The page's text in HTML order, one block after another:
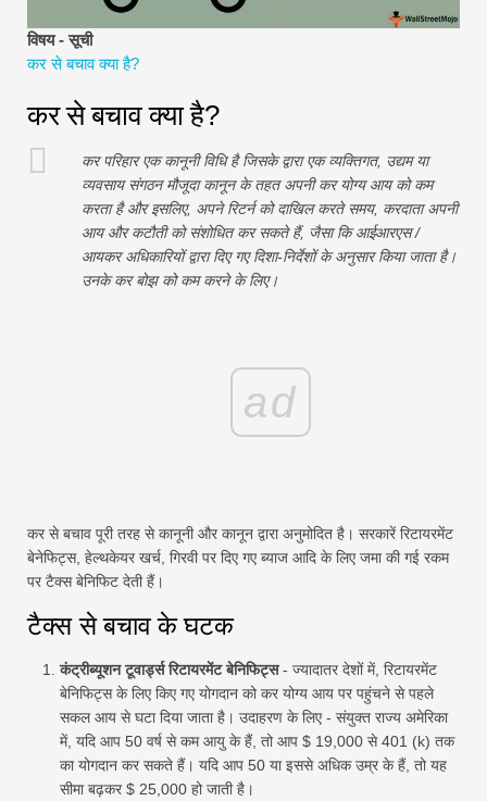
वित्तीय मॉडलिंग ट्यूटोरियल
पूर्ण प्रपत्र
जोखिम प्रबंधन ट्यूटोरियल
विषय - सूची
कर से बचाव क्या है?
कर से बचाव क्या है?
कर परिहार एक कानूनी विधि है जिसके द्वारा एक व्यक्तिगत, उद्यम या
व्यवसाय संगठन मौजूदा कानून के तहत अपनी कर योग्य आय को कम
करता है और इसलिए, अपने रिटर्न को दाखिल करते समय, करदाता अपनी
आय और कटौती को संशोधित कर सकते हैं, जैसा कि आईआरएस /
आयकर अधिकारियों द्वारा दिए गए दिशा-निर्देशों के अनुसार किया जाता है।
उनके कर बोझ को कम करने के लिए।
ad
कर से बचाव पूरी तरह से कानूनी और कानून द्वारा अनुमोदित है। सरकारें रिटायरमेंट
बेनेफिट्स, हेल्थकेयर खर्च, गिरवी पर दिए गए ब्याज आदि के लिए जमा की गई रकम
पर टैक्स बेनिफिट देती हैं।
टैक्स से बचाव के घटक
कंट्रीब्यूशन टूवार्ड्स रिटायरमेंट बेनिफिट्स- ज्यादातर देशों में, रिटायरमेंट
बेनिफिट्स के लिए किए गए योगदान को कर योग्य आय पर पहुंचने से पहले
सकल आय से घटा दिया जाता है। उदाहरण के लिए - संयुक्त राज्य अमेरिका
में, यदि आप 50 वर्ष से कम आयु के हैं, तो आप $ 19,000 से 401 (k) तक
का योगदान कर सकते हैं। यदि आप 50 या इससे अधिक उम्र के हैं, तो यह
सीमा बढ़कर $ 25,000 हो जाती है।